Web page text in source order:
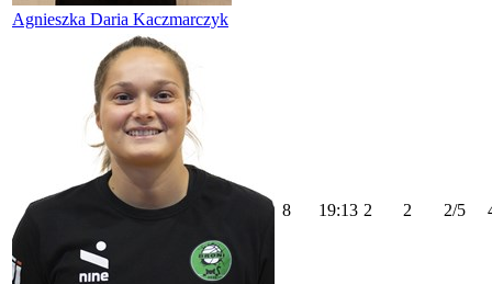
Agnieszka Daria Kaczmarczyk
8 19:13 2 2 2/5